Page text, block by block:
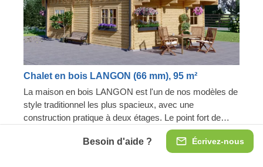
Écrivez-nous
Besoin d'aide ?
Chalet en bois LANGON (66 mm), 95 m²
La maison en bois LANGON est l'un de nos modèles de
style traditionnel les plus spacieux, avec une
construction pratique à deux étages. Le point fort de
cette maison est la présence de ses deux balcons
élégants au deuxième étage. Ils pourraient parfaitement
être utilisés pour des petits-déjeuners tranquilles, ou
2 balcons sur les côtés opposés